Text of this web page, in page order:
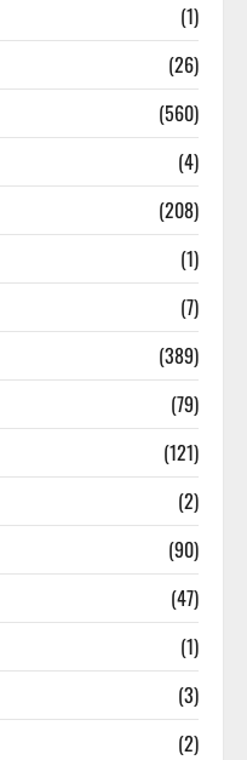
(1)
(26)
(560)
(4)
(208)
(1)
(7)
(389)
(79)
(121)
(2)
(90)
(47)
(1)
(3)
(2)